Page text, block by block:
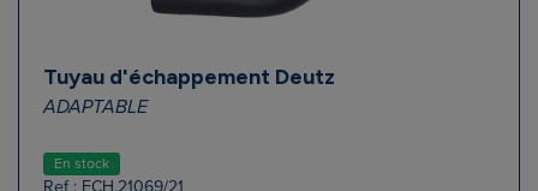
Tuyau d'échappement Deutz
ADAPTABLE
En stock